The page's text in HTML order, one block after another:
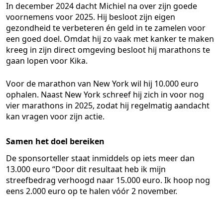
In december 2024 dacht Michiel na over zijn goede
voornemens voor 2025. Hij besloot zijn eigen
gezondheid te verbeteren én geld in te zamelen voor
een goed doel. Omdat hij zo vaak met kanker te maken
kreeg in zijn direct omgeving besloot hij marathons te
gaan lopen voor Kika.
Voor de marathon van New York wil hij 10.000 euro
ophalen. Naast New York schreef hij zich in voor nog
vier marathons in 2025, zodat hij regelmatig aandacht
kan vragen voor zijn actie.
Samen het doel bereiken
De sponsorteller staat inmiddels op iets meer dan
13.000 euro “Door dit resultaat heb ik mijn
streefbedrag verhoogd naar 15.000 euro. Ik hoop nog
eens 2.000 euro op te halen vóór 2 november.